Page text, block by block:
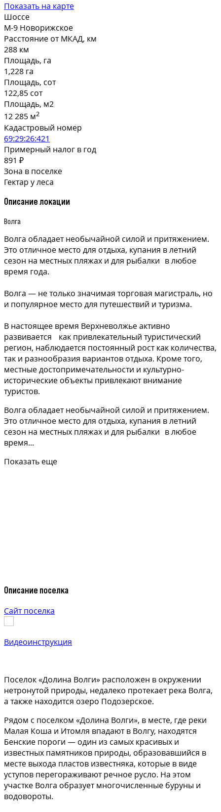
Показать на карте
Шоссе
М-9 Новорижское
Расстояние от МКАД, км
288 км
Площадь, га
1,228 га
Площадь, сот
122,85 сот
Площадь, м2
12 285 м2
Кадастровый номер
69:29:26:421
Примерный налог в год
891 ₽
Зона в поселке
Гектар у леса
Описание локации
Волга
Волга обладает необычайной силой и притяжением.
Это отличное место для отдыха, купания в летний
сезон на местных пляжах и для рыбалки в любое
время года.
Волга — не только значимая торговая магистраль, но
и популярное место для путешествий и туризма.
В настоящее время Верхневолжье активно
развивается как привлекательный туристический
регион, наблюдается постоянный рост как количества,
так и разнообразия вариантов отдыха. Кроме того,
местные достопримечательности и культурно-
исторические объекты привлекают внимание
туристов.
Волга обладает необычайной силой и притяжением.
Это отличное место для отдыха, купания в летний
сезон на местных пляжах и для рыбалки в любое
время...
Показать еще
Описание поселка
Сайт поселка
Видеоинструкция
Поселок «Долина Волги» расположен в окружении
нетронутой природы, недалеко протекает река Волга,
а также находится озеро Подозерское.
Рядом с поселком «Долина Волги», в месте, где реки
Малая Коша и Итомля впадают в Волгу, находятся
Бенские пороги — один из самых красивых и
известных памятников природы, образовавшийся в
месте выхода пластов известняка, которые в виде
уступов перегораживают речное русло. На этом
участке Волга образует многочисленные буруны и
водовороты.